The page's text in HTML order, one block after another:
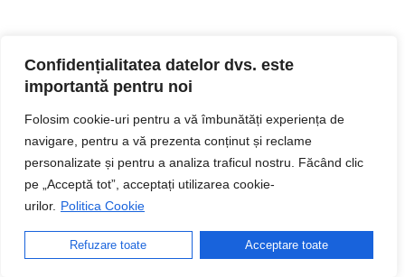
Confidențialitatea datelor dvs. este
importantă pentru noi
Folosim cookie-uri pentru a vă îmbunătăți experiența de
navigare, pentru a vă prezenta conținut și reclame
personalizate și pentru a analiza traficul nostru. Făcând clic
pe „Acceptă tot”, acceptați utilizarea cookie-
urilor. Politica Cookie
Refuzare toate Acceptare toate